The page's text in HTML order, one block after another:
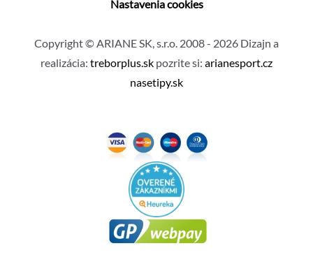
Nastavenia cookies
Copyright © ARIANE SK, s.r.o. 2008 - 2026 Dizajn a
realizácia: treborplus.sk pozrite si: arianesport.cz
nasetipy.sk